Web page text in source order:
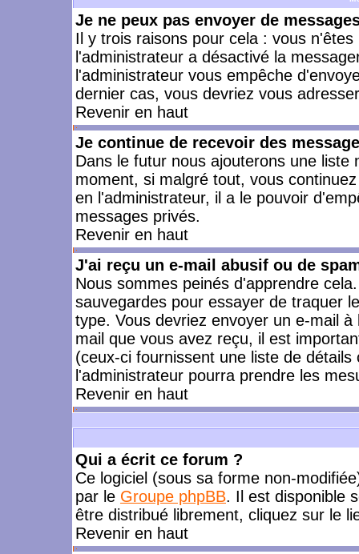
Je ne peux pas envoyer de
Il y trois raisons pour cela : vous
l'administrateur a désactivé la
l'administrateur vous empêche
dernier cas, vous devriez vous
Revenir en haut
Je continue de recevoir des
Dans le futur nous ajouterons une
moment, si malgré tout, vous
en l'administrateur, il a le pouvoir
messages privés.
Revenir en haut
J'ai reçu un e-mail abusif ou de
Nous sommes peinés d'apprendre
sauvegardes pour essayer de traquer
type. Vous devriez envoyer un e-mail
mail que vous avez reçu, il est
(ceux-ci fournissent une liste de
l'administrateur pourra prendre les
Revenir en haut
Qui a écrit ce forum ?
Ce logiciel (sous sa forme non-
par le Groupe phpBB. Il est disponible
être distribué librement, cliquez sur le
Revenir en haut